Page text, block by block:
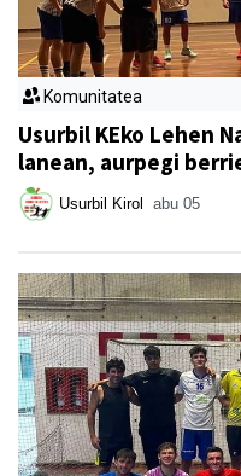
Komunitatea
Usurbil KEko Lehen
lanean, aurpegi
Usurbil Kirol abu 05